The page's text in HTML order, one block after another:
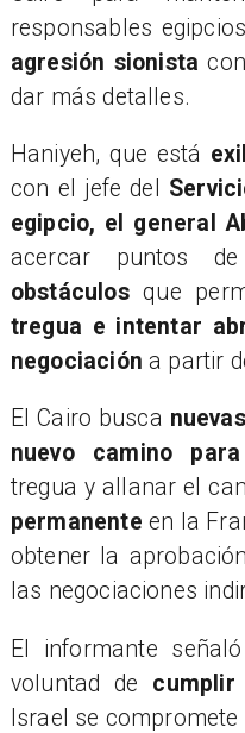
responsables
agresión sionista
dar más detalles.
Haniyeh, que está
con el jefe del
egipcio, el general
acercar puntos
obstáculosque
tregua e intentar
negociación a partir
El Cairo busca
nuevo camino
tregua y allanar el
permanente en la
obtener la
las negociaciones
El informante
voluntad de
Israel se compromete